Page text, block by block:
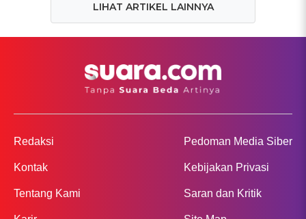
LIHAT ARTIKEL LAINNYA
Redaksi
Kontak
Tentang Kami
Pedoman Media Siber
Kebijakan Privasi
Saran dan Kritik